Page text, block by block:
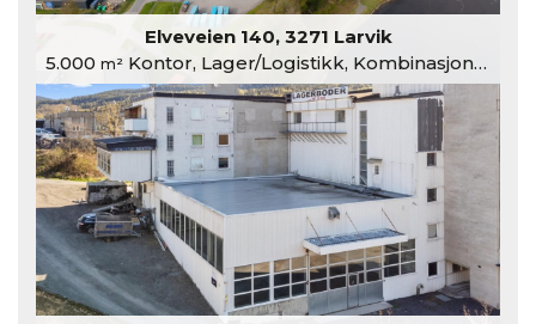
Elveveien 140, 3271 Larvik
5.000 m²Kontor, Lager/Logistikk, Kombinasjonslokaler